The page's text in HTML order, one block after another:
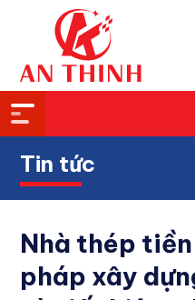
Tin tức
Nhà thép
pháp xây